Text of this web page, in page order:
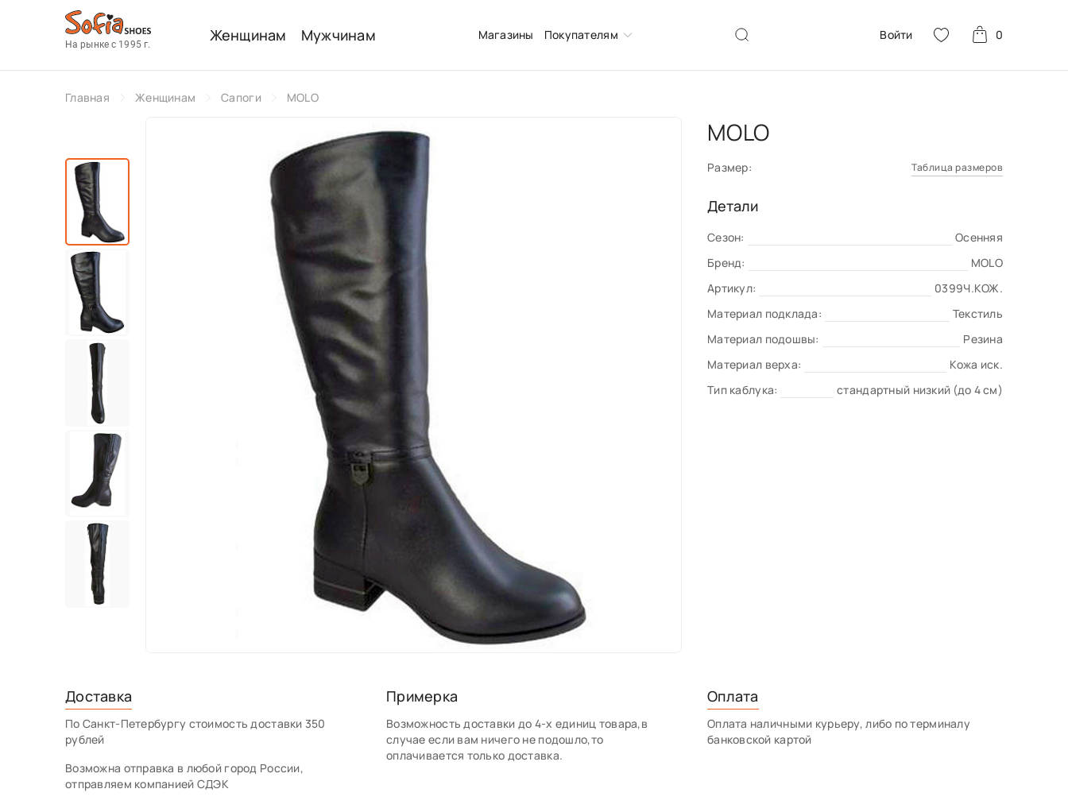
На рынке с 1995 г. Женщинам Мужчинам Магазины Покупателям Войти 0
Главная Женщинам Сапоги MOLO
MOLO
Размер: Таблица размеров
Детали
Сезон:
Осенняя
Бренд:
MOLO
Артикул:
0399Ч.КОЖ.
Материал подклада:
Текстиль
Материал подошвы:
Резина
Материал верха:
Кожа иск.
Тип каблука:
стандартный низкий (до 4 см)
Доставка
По Санкт-Петербургу стоимость доставки 350
рублей
Возможна отправка в любой город России,
отправляем компанией СДЭК
Примерка
Возможность доставки до 4-х единиц товара,в
случае если вам ничего не подошло,то
оплачивается только доставка.
Оплата
Оплата наличными курьеру, либо по терминалу
банковской картой